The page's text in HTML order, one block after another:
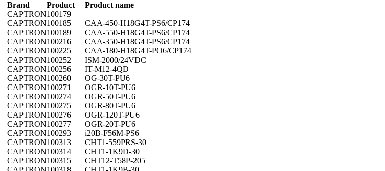
Brand Product
Product name
CAPTRON100179
CAPTRON100185
CAA-450-H18G4T-PS6/CP174
CAPTRON100189
CAA-550-H18G4T-PS6/CP174
CAPTRON100216
CAA-350-H18G4T-PS6/CP174
CAPTRON100225
CAA-180-H18G4T-PO6/CP174
CAPTRON100252
ISM-2000/24VDC
CAPTRON100256
IT-M12-4QD
CAPTRON100260
OG-30T-PU6
CAPTRON100271
OGR-10T-PU6
CAPTRON100274
OGR-50T-PU6
CAPTRON100275
OGR-80T-PU6
CAPTRON100276
OGR-120T-PU6
CAPTRON100277
OGR-20T-PU6
CAPTRON100293
i20B-F56M-PS6
CAPTRON100313
CHT1-559PRS-30
CAPTRON100314
CHT1-1K9D-30
CAPTRON100315
CHT12-T58P-205